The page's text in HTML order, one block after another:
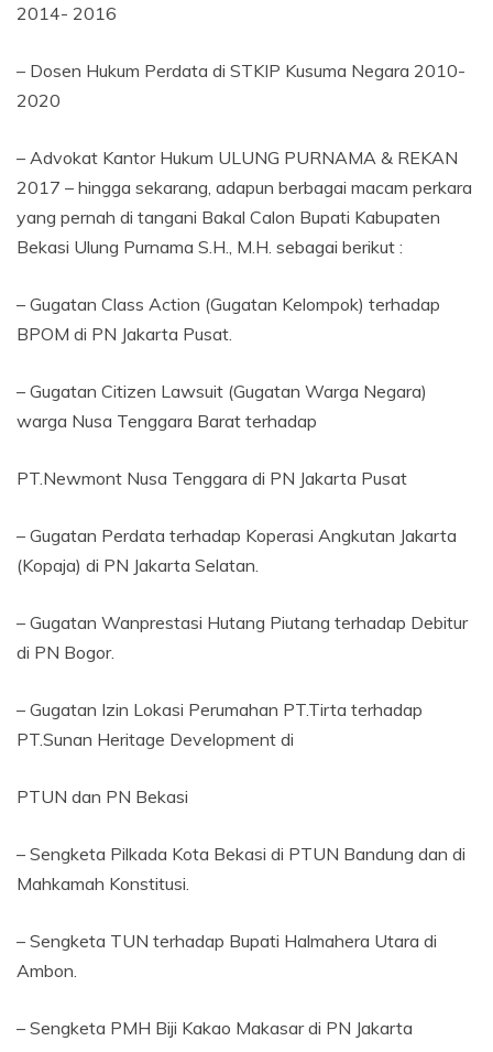
2014- 2016
– Dosen Hukum Perdata di STKIP Kusuma Negara 2010-
2020
– Advokat Kantor Hukum ULUNG PURNAMA & REKAN
2017 – hingga sekarang, adapun berbagai macam perkara
yang pernah di tangani Bakal Calon Bupati Kabupaten
Bekasi Ulung Purnama S.H., M.H. sebagai berikut :
– Gugatan Class Action (Gugatan Kelompok) terhadap
BPOM di PN Jakarta Pusat.
– Gugatan Citizen Lawsuit (Gugatan Warga Negara)
warga Nusa Tenggara Barat terhadap
PT.Newmont Nusa Tenggara di PN Jakarta Pusat
– Gugatan Perdata terhadap Koperasi Angkutan Jakarta
(Kopaja) di PN Jakarta Selatan.
– Gugatan Wanprestasi Hutang Piutang terhadap Debitur
di PN Bogor.
– Gugatan Izin Lokasi Perumahan PT.Tirta terhadap
PT.Sunan Heritage Development di
PTUN dan PN Bekasi
– Sengketa Pilkada Kota Bekasi di PTUN Bandung dan di
Mahkamah Konstitusi.
– Sengketa TUN terhadap Bupati Halmahera Utara di
Ambon.
– Sengketa PMH Biji Kakao Makasar di PN Jakarta